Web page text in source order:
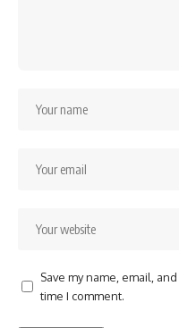
Save my name, email,
time I comment.